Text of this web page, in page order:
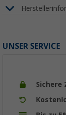
UNSER SERVICE
Sichere